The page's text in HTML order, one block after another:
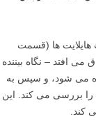
ها (قسمت
افتد – نگاه بیننده
می شود، و سپس به
را بررسی می کند. این
کند.